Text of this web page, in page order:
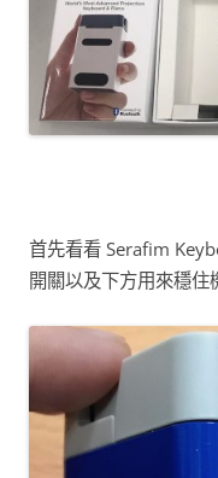
首先看看 Serafim
開關以及下方用來穩住